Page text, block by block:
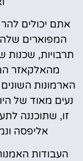
אתם יכולים
המפוארים שלה
תרבויות,
מהאלקאזר
הארמונות
נעים מאוד של
אליפסה
העבודות